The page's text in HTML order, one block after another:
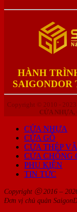
HÀNH
SAIGONDOR
Copyright © 2010 - 2023
CỬA
CỬA NHỰA
CỬA GỖ
CỬA THÉP
CỬA CHỐNG
PHỤ KIỆN
TIN TỨC
Copyright ⓒ 2016 –
Đơn vị chủ quản